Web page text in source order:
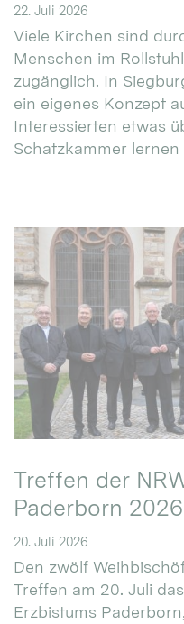
22. Juli 2026
Viele Kirchen sind
Menschen im
zugänglich. In
ein eigenes Konzept
Interessierten etwas
Schatzkammer lernen
Treffen der
Paderborn 2026
20. Juli 2026
Den zwölf
Treffen am 20. Juli
Erzbistums